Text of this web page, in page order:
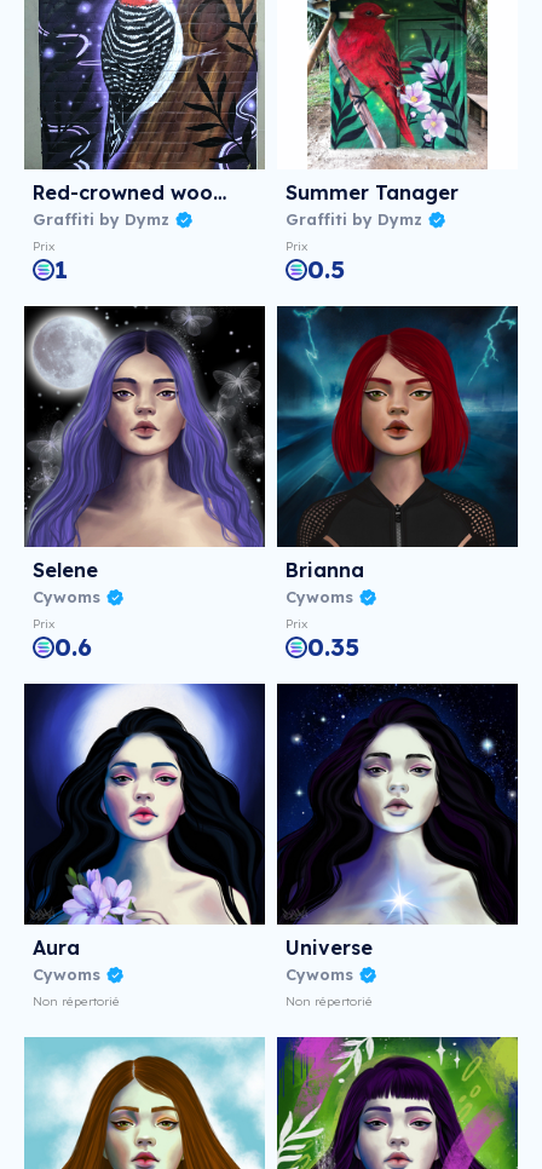
Red-crowned woodpecker
Graffiti by Dymz
Prix
1
Summer Tanager
Graffiti by Dymz
Prix
0.5
Selene
Cywoms
Prix
0.6
Brianna
Cywoms
Prix
0.35
Aura
Cywoms
Non répertorié
Universe
Cywoms
Non répertorié